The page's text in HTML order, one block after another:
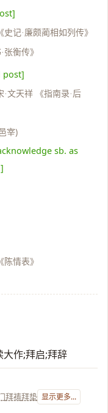
《史记·廉颇蔺相如列传》
张衡传》
post]
·文天祥 《指南录·后
宰)
sb. as
陈情表》
作;拜启;拜辞
拜祷拜垫 显示更多...